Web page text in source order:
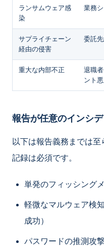
ランサムウェア感
染
業務
サプライチェーン
経由の侵害
委託
重大な内部不正
退職
ント
報告が任意のインシデ
以下は報告義務までは
記録は必須です。
単発のフィッシング
軽微なマルウェア検
成功）
パスワードの推測攻